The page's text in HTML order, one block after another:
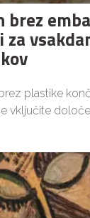
brez
za
plastike
vključite